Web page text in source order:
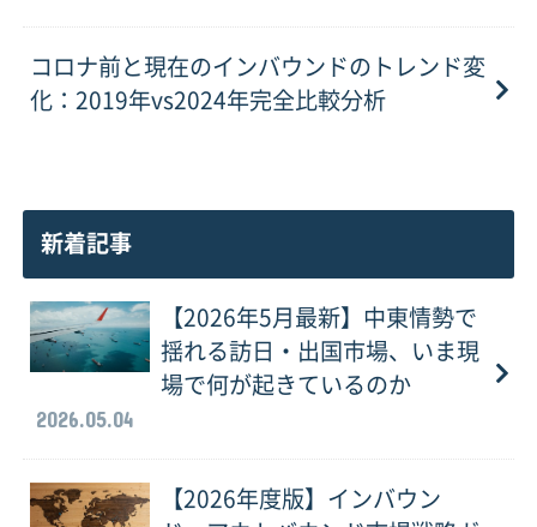
コロナ前と現在のインバウンドのトレンド変
化：2019年vs2024年完全比較分析
新着記事
【2026年5月最新】中東情勢で
揺れる訪日・出国市場、いま現
場で何が起きているのか
2026.05.04
【2026年度版】インバウン